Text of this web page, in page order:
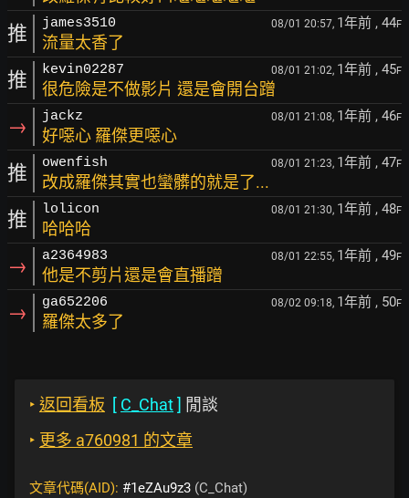
推 james3510 08/01 20:57, 1年前 , 44F
流量太香了
推 kevin02287 08/01 21:02, 1年前 , 45F
很危險是不做影片 還是會開台蹭
→ jackz 08/01 21:08, 1年前 , 46F
好噁心 羅傑更噁心
推 owenfish 08/01 21:23, 1年前 , 47F
改成羅傑其實也蠻髒的就是了...
推 lolicon 08/01 21:30, 1年前 , 48F
哈哈哈
→ a2364983 08/01 22:55, 1年前 , 49F
他是不剪片還是會直播蹭
→ ga652206 08/02 09:18, 1年前 , 50F
羅傑太多了
‣ 返回看板 [ C_Chat] 閒談
‣ 更多 a760981 的文章
文章代碼(AID): #1eZAu9z3 (C_Chat)